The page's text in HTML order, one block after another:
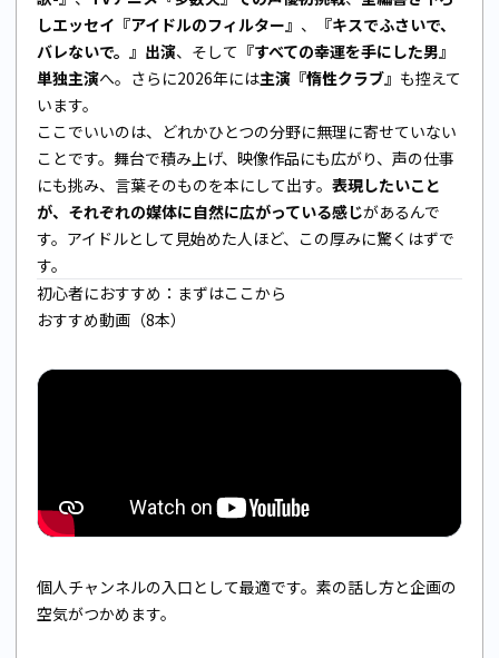
しエッセイ『アイドルのフィルター』 、
『キスでふさいで、
バレないで。』出演、そして 『すべての幸運を手にした男』
単独主演へ。さらに2026年には主演『惰性クラブ』 も控えて
います。
ここでいいのは、どれかひとつの分野に無理に寄せていない
ことです。舞台で積み上げ、映像作品にも広がり、声の仕事
にも挑み、言葉そのものを本にして出す。 表現したいこと
が、それぞれの媒体に自然に広がっている感じがあるんで
す。アイドルとして見始めた人ほど、この厚みに驚くはずで
す。
初心者におすすめ：まずはここから
おすすめ動画（8本）
個人チャンネルの入口として最適です。素の話し方と企画の
空気がつかめます。